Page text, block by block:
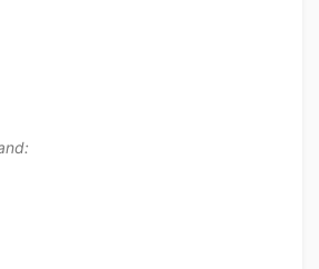
Aufbau Kühlvitrine saladière 6